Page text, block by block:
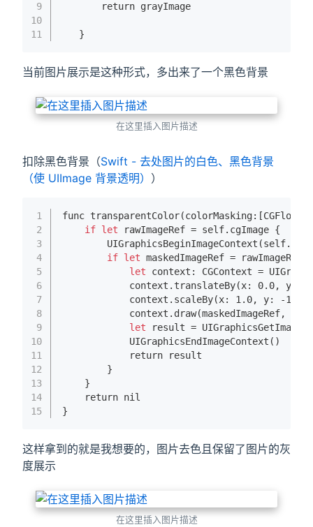
9
10
11
       return grayImage
   }
当前图片展示是这种形式，多出来了一个黑色背景
在这里插入图片描述
扣除黑色背景（Swift - 去处图片的白色、黑色背景
（使 UIImage 背景透明） ）
1
2
3
4
5
6
7
8
9
10
11
12
13
14
15
func transparentColor(colorMasking:[CGFloat])
if let rawImageRef = self.cgImage {
UIGraphicsBeginImageContext(self.
if let maskedImageRef =
let context: CGContext =
            context.translate
By(x: 0.0, y
            context.scale
By(x: 1.0, y: -1.0)
            context.draw(maskedImageRef,
let result =
UIGraphicsEndImageContext()
            return result
        }
    }
    return nil
}
这样拿到的就是我想要的，图片去色且保留了图片的灰
度展示
在这里插入图片描述